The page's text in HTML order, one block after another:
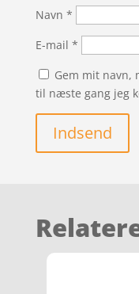
Navn *
E-mail *
Gem mit navn,
til næste gang jeg
Indsend